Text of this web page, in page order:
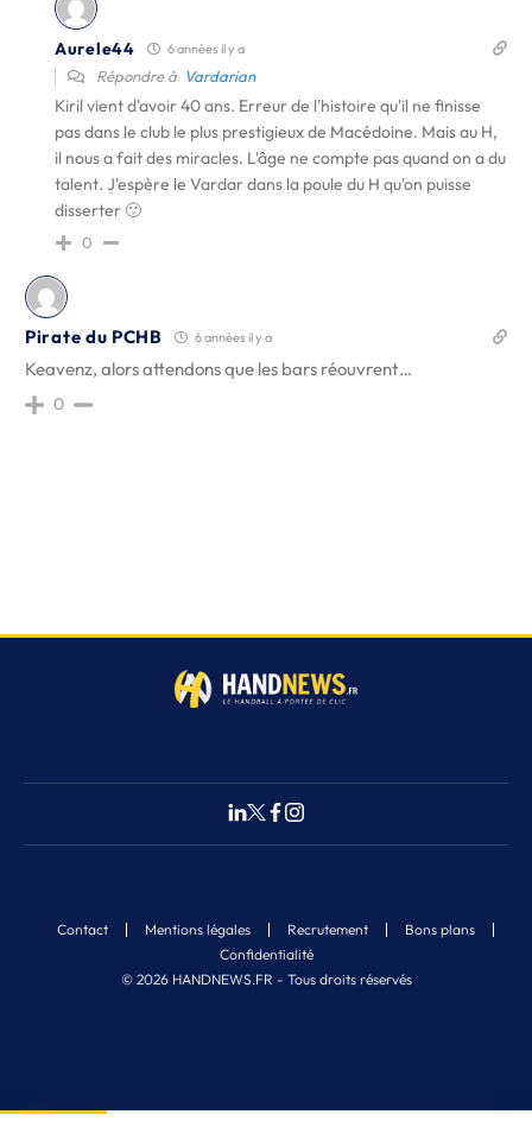
Fermer
Aurele44 6 années il y a
Répondre à Vardarian
Kiril vient d'avoir 40 ans. Erreur de l'histoire qu'il ne finisse
pas dans le club le plus prestigieux de Macédoine. Mais au H,
il nous a fait des miracles. L'âge ne compte pas quand on a du
talent. J'espère le Vardar dans la poule du H qu'on puisse
disserter 🙂
0
Pirate du PCHB 6 années il y a
Keavenz, alors attendons que les bars réouvrent…
0
© 2026 HANDNEWS.FR - Tous droits réservés
Contact Mentions légales Recrutement
Bons plans
Confidentialité
7